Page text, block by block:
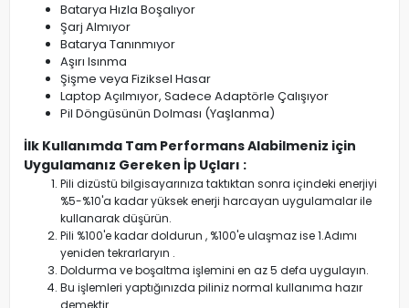
Batarya Hızla Boşalıyor
Şarj Almıyor
Batarya Tanınmıyor
Aşırı Isınma
Şişme veya Fiziksel Hasar
Laptop Açılmıyor, Sadece Adaptörle Çalışıyor
Pil Döngüsünün Dolması (Yaşlanma)
İlk Kullanımda Tam Performans Alabilmeniz için
Uygulamanız Gereken İp Uçları :
Pili dizüstü bilgisayarınıza taktıktan sonra içindeki enerjiyi
%5-%10'a kadar yüksek enerji harcayan uygulamalar ile
kullanarak düşürün.
Pili %100'e kadar doldurun , %100'e ulaşmaz ise 1.Adımı
yeniden tekrarlaryın .
Doldurma ve boşaltma işlemini en az 5 defa uygulayın.
Bu işlemleri yaptığınızda piliniz normal kullanıma hazır
demektir.